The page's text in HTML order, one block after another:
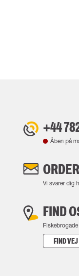
+44
Åben på
Vi svarer dig
FIND
FIND VEJ